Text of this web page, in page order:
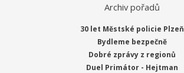
Archiv pořadů
30 let Městské policie Plzeň
Bydleme bezpečně
Dobré zprávy z regionů
Duel Primátor - Hejtman